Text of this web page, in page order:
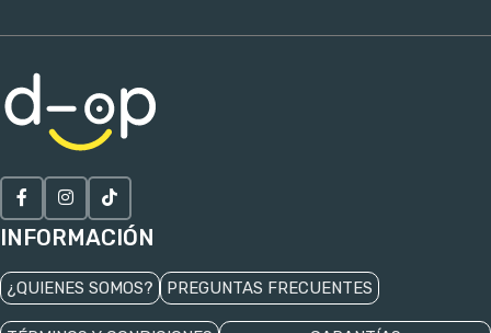
INFORMACIÓN
¿QUIENES SOMOS? PREGUNTAS FRECUENTES